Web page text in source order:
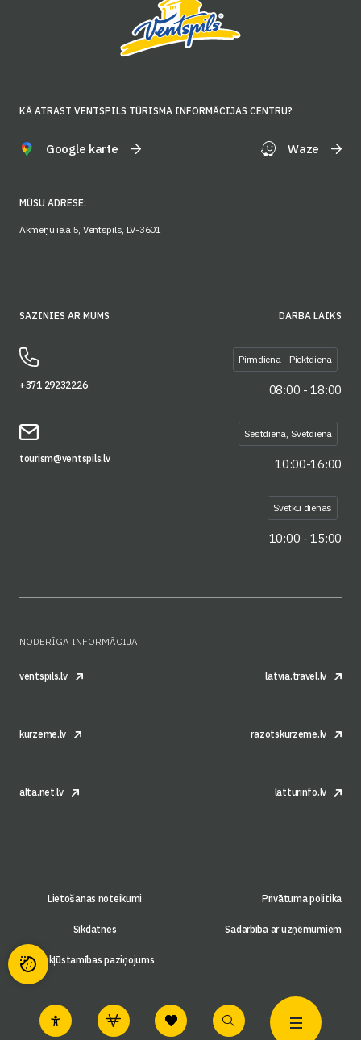
KĀ ATRAST VENTSPILS TŪRISMA INFORMĀCIJAS CENTRU?
Google karte Waze
MŪSU ADRESE:
Akmeņu iela 5, Ventspils, LV-3601
SAZINIES AR MUMS
+371 29232226
tourism@ventspils.lv
DARBA LAIKS
Pirmdiena - Piektdiena
08:00 - 18:00
Sestdiena, Svētdiena
10:00-16:00
Svētku dienas
10:00 - 15:00
NODERĪGA INFORMĀCIJA
ventspils.lv latvia.travel.lv
kurzeme.lv razotskurzeme.lv
alta.net.lv latturinfo.lv
Lietošanas noteikumi Privātuma politika
Sīkdatnes Sadarbība ar uzņēmumiem
Piekļūstamības paziņojums